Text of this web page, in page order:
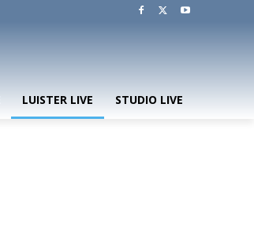
LUISTER LIVE STUDIO LIVE